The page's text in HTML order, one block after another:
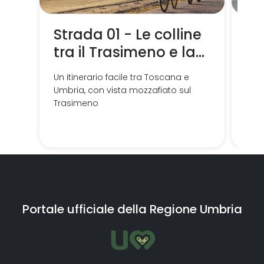
Strada 01 - Le colline
tra il Trasimeno e la
Toscana
Un itinerario facile tra Toscana e
Umbria, con vista mozzafiato sul
Trasimeno
Portale ufficiale della Regione Umbria